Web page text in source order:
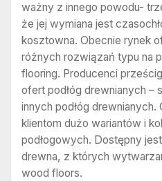
ważny z innego powodu-
że jej wymiana jest
kosztowna. Obecnie rynek
różnych rozwiązań typu na
flooring. Producenci
ofert podłóg drewnianych –
innych podłóg drewnianych.
klientom dużo wariantów i
podłogowych. Dostępny
drewna, z których
wood floors.